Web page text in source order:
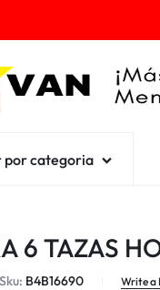
por categoria
6 TAZAS
Sku: B4B16690 Write a